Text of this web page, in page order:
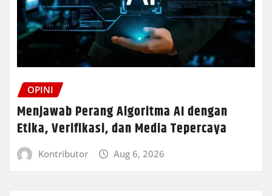
OPINI
Menjawab Perang Algoritma AI dengan
Etika, Verifikasi, dan Media Tepercaya
Kontributor Aug 6, 2026